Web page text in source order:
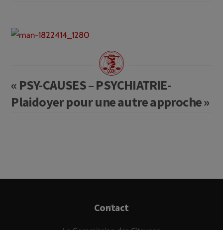
« PSY-CAUSES – PSYCHIATRIE-
Plaidoyer pour une autre approche »
Back
Contact